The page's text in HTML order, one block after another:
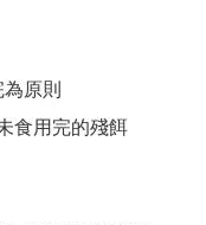
原則
食用完的殘餌